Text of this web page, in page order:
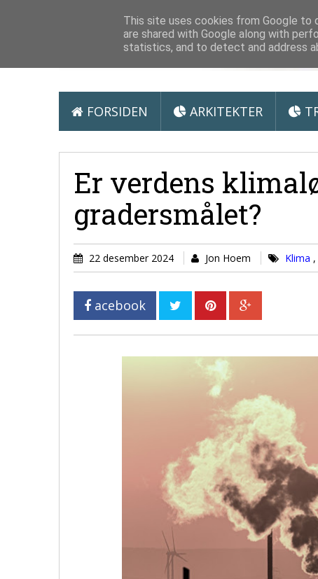
Arkitektur
FORSIDEN ARKITEKTER
Er verdens
gra­ders­målet?
22 desember 2024 Jon Hoem Klima ,
acebook
This site uses cookies from Google to
are shared with Google along with
statistics, and to detect and address